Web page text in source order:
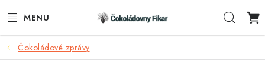
na
ESHOP
Čokoládové zprávy